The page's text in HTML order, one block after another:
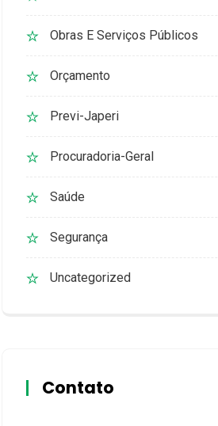
Obras E Serviços Públicos
Orçamento
Previ-Japeri
Procuradoria-Geral
Saúde
Segurança
Uncategorized
Contato